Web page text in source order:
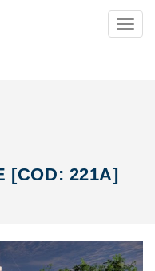
[COD: 221A]